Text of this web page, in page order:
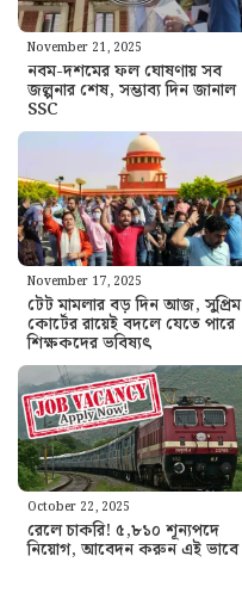
November 21, 2025
নবম-দশমের ফল ঘোষণায় সব
জল্পনার শেষ, সম্ভাব্য দিন জানাল
SSC
November 17, 2025
টেট মামলার বড় দিন আজ, সুপ্রিম
কোর্টের রায়েই বদলে যেতে পারে
শিক্ষকদের ভবিষ্যৎ
October 22, 2025
রেলে চাকরি! ৫,৮১০ শূন্যপদে
নিয়োগ, আবেদন করুন এই ভাবে